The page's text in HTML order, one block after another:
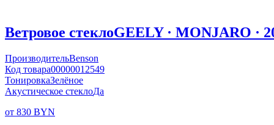
Ветровое стеклоGEELY · MONJARO ·
ПроизводительBenson
Код товара00000012549
ТонировкаЗелёное
Акустическое стеклоДа
от 830 BYN